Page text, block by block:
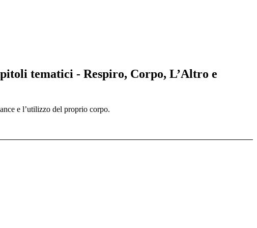
tematici - Respiro, Corpo, L’Altro e
e l’utilizzo del proprio corpo.